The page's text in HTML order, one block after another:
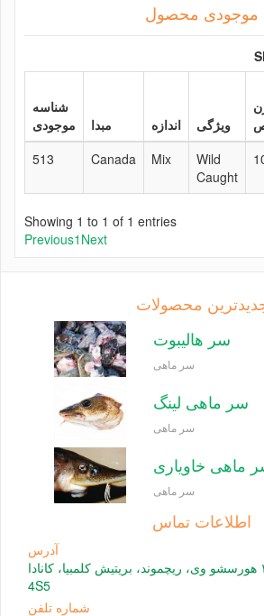
موجودی محصول
شناسه
موجودی
مبدا اندازه ویژگی
513
Canada Mix
Wild
Caught
Showing 1 to 1 of 1 entries
Previous1 Next
محصولات
سر هالیبوت
سر ماهی
سر ماهی لینگ
سر ماهی
ماهی خاویاری
سر ماهی
اطلاعات تماس
آدرس
واحد ۱۵-۱۱۱۹۱ هورسشو وی، ریچموند، بریتیش کلمبیا، کانادا V7A
4S5
شماره تلفن